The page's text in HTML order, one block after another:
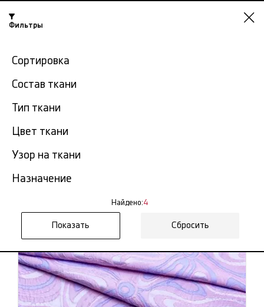
Челябинск
-15% на ткани по промокоду NY15
ГлавнаяЖаккард ткань
Ткань жаккард с рисунком в
Челябинске
Фильтр
Фильтры
Сортировка
Состав ткани
Тип ткани
Цвет ткани
Узор на ткани
Назначение
Найдено:4
Сбросить